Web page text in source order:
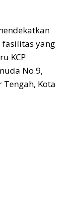
fasilitas yang
KCP
No.9,
Tengah, Kota